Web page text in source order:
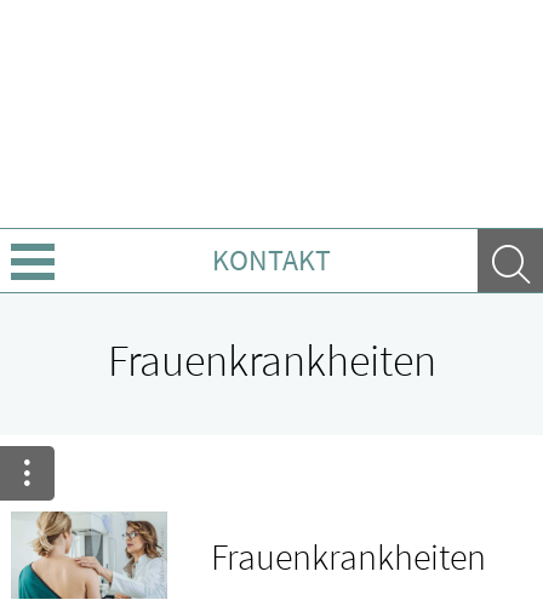
KONTAKT
Ratgeber
Krankheiten & Therapie
ELTERN UND KIND
Frauenkrankheiten
Frauenkrankheiten